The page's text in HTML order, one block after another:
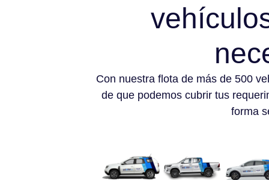
Con nuestra flota de más de 500
de que podemos cubrir tus
forma